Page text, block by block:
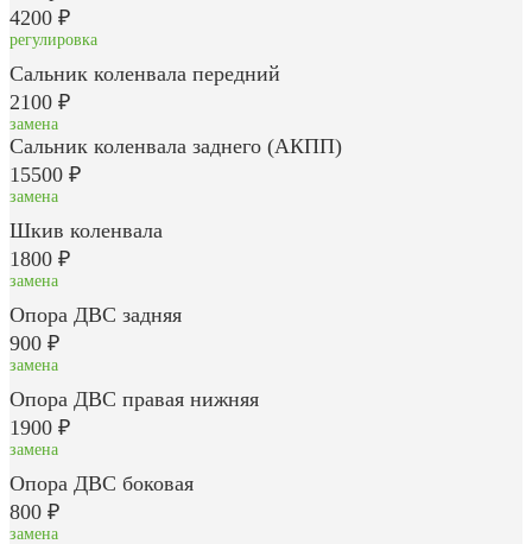
4200 ₽
регулировка
Сальник коленвала передний
2100 ₽
замена
Сальник коленвала заднего (АКПП)
15500 ₽
замена
Шкив коленвала
1800 ₽
замена
Опора ДВС задняя
900 ₽
замена
Опора ДВС правая нижняя
1900 ₽
замена
Опора ДВС боковая
800 ₽
замена